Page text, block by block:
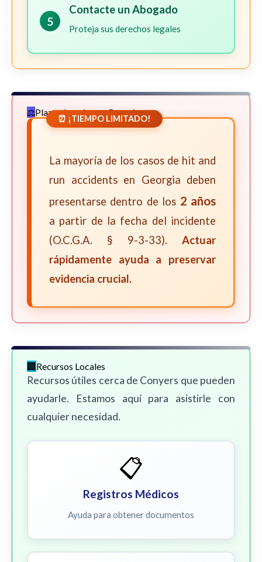
5
Contacte un Abogado
Proteja sus derechos legales
Plazos Legales en Georgia
⏰ ¡TIEMPO LIMITADO!
La mayoría de los casos de hit and
run accidents en Georgia deben
presentarse dentro de los 2 años
a partir de la fecha del incidente
(O.C.G.A. § 9-3-33). Actuar
rápidamente ayuda a preservar
evidencia crucial.
Recursos Locales
Recursos útiles cerca de Conyers que pueden
ayudarle. Estamos aquí para asistirle con
cualquier necesidad.
📋
Registros Médicos
Ayuda para obtener documentos